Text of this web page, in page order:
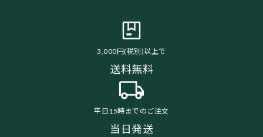
3,000円(税別)以上で
送料無料
平日15時までのご注文
当日発送